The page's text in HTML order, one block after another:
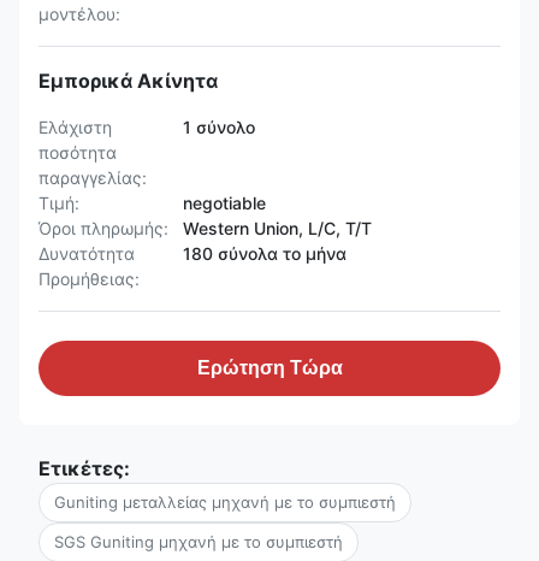
μοντέλου:
Εμπορικά Ακίνητα
Ελάχιστη
ποσότητα
παραγγελίας:
1 σύνολο
Τιμή:
negotiable
Όροι πληρωμής:
Western Union, L/C, T/T
Δυνατότητα
Προμήθειας:
180 σύνολα το μήνα
Ερώτηση Τώρα
Ετικέτες:
Guniting μεταλλείας μηχανή με το συμπιεστή
SGS Guniting μηχανή με το συμπιεστή